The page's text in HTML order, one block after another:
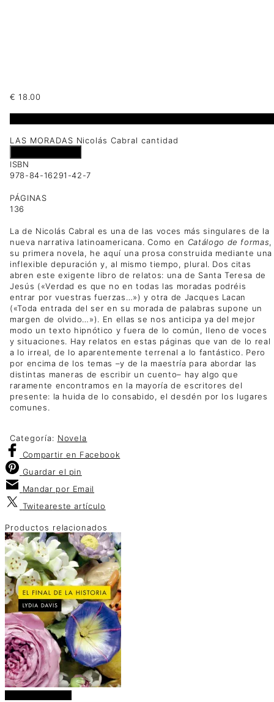
€ 18.00
LAS MORADAS Nicolás Cabral cantidad
ISBN
978-84-16291-42-7
PÁGINAS
136
La de Nicolás Cabral es una de las voces más singulares de la
nueva narrativa latinoamericana. Como en Catálogo de formas,
su primera novela, he aquí una prosa construida mediante una
inflexible depuración y, al mismo tiempo, plural. Dos citas
abren este exigente libro de relatos: una de Santa Teresa de
Jesús («Verdad es que no en todas las moradas podréis
entrar por vuestras fuerzas…») y otra de Jacques Lacan
(«Toda entrada del ser en su morada de palabras supone un
margen de olvido…»). En ellas se nos anticipa ya del mejor
modo un texto hipnótico y fuera de lo común, lleno de voces
y situaciones. Hay relatos en estas páginas que van de lo real
a lo irreal, de lo aparentemente terrenal a lo fantástico. Pero
por encima de los temas –y de la maestría para abordar las
distintas maneras de escribir un cuento– hay algo que
raramente encontramos en la mayoría de escritores del
presente: la huida de lo consabido, el desdén por los lugares
comunes.
Categoría: Novela
Compartir en Facebook
Guardar el pin
Mandar por Email
Twiteareste artículo
Productos relacionados